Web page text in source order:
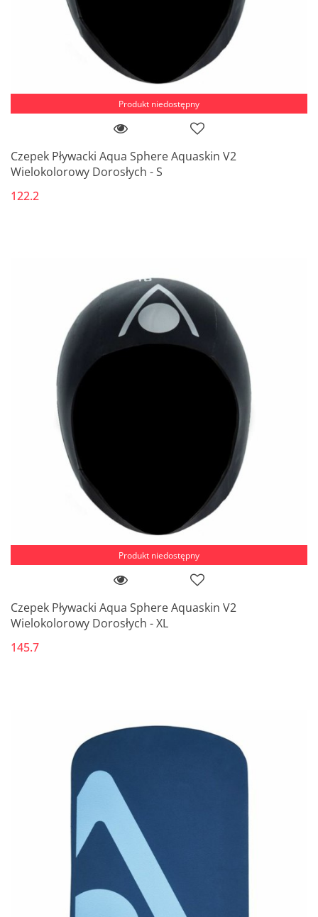
Produkt niedostępny
Czepek Pływacki Aqua Sphere Aquaskin V2
Wielokolorowy Dorosłych - S
122.2
Produkt niedostępny
Czepek Pływacki Aqua Sphere Aquaskin V2
Wielokolorowy Dorosłych - XL
145.7